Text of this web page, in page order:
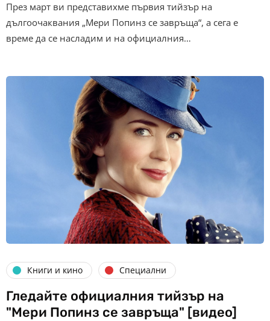
През март ви представихме първия тийзър на
дългоочаквания „Мери Попинз се завръща“, а сега е
време да се насладим и на официалния…
Книги и кино Специални
Гледайте официалния тийзър на
"Мери Попинз се завръща" [видео]